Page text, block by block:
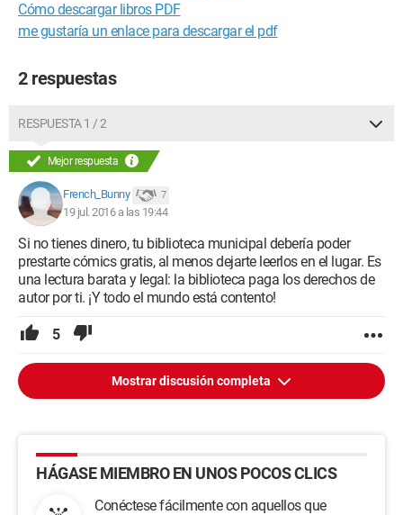
Cómo descargar libros PDF
me gustaría un enlace para descargar el pdf
2 respuestas
RESPUESTA 1 / 2
Mejor respuesta
French_Bunny 7
19 jul. 2016 a las 19:44
Si no tienes dinero, tu biblioteca municipal debería poder
prestarte cómics gratis, al menos dejarte leerlos en el lugar. Es
una lectura barata y legal: la biblioteca paga los derechos de
autor por ti. ¡Y todo el mundo está contento!
5
Mostrar discusión completa
HÁGASE MIEMBRO EN UNOS POCOS CLICS
Conéctese fácilmente con aquellos que